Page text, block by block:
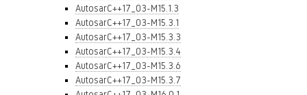
AutosarC++17_03-M15.1.3
AutosarC++17_03-M15.3.1
AutosarC++17_03-M15.3.3
AutosarC++17_03-M15.3.4
AutosarC++17_03-M15.3.6
AutosarC++17_03-M15.3.7